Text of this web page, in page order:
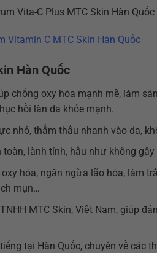
Vita-C Plus MTC Skin Hàn Quốc
C MTC Skin Hàn Quốc
Hàn Quốc
chống oxy hóa mạnh mẽ, làm
hồi làn da khỏe mạnh.
nhỏ, thẩm thấu nhanh vào da,
lành tính, hầu như không
hóa, ngăn ngừa lão hóa, làm
mụn…
MTC Skin, Việt Nam, giúp
tại Hàn Quốc, chuyên về các